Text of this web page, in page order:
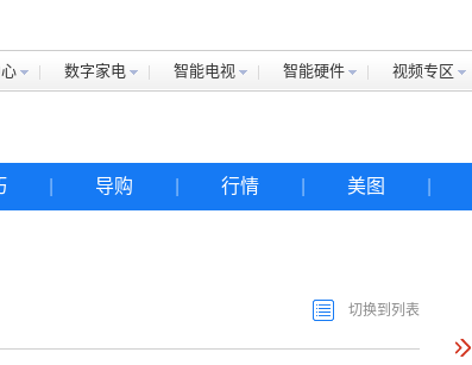
数字家电 智能电视 智能硬件 视频专区
导购 行情 美图
切换到列表